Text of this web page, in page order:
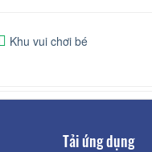
Khu vui chơi bé
Tải ứng dụng